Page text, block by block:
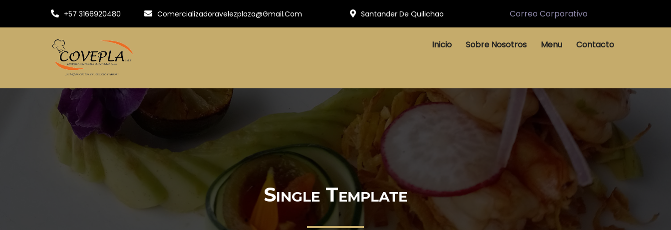
+57 3166920480 Comercializadoravelezplaza@gmail.com Santander De Quilichao Correo Corporativo
Inicio Sobre Nosotros Menu Contacto
Single Template